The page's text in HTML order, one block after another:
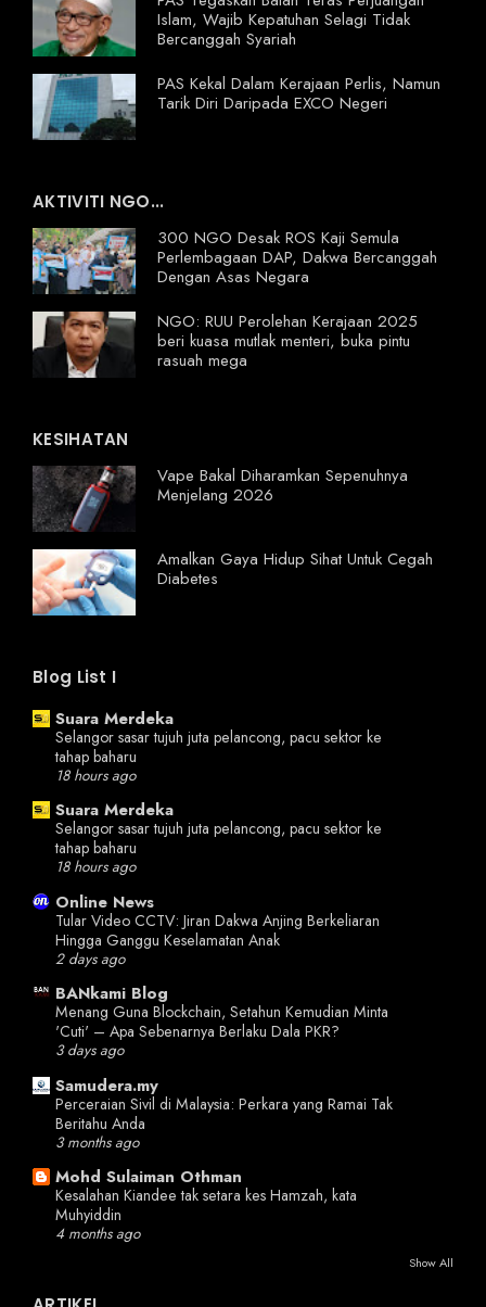
Islam, Wajib Kepatuhan Selagi Tidak
Bercanggah Syariah
PAS Kekal Dalam Kerajaan Perlis, Namun
Tarik Diri Daripada EXCO Negeri
AKTIVITI NGO...
300 NGO Desak ROS Kaji Semula
Perlembagaan DAP, Dakwa Bercanggah
Dengan Asas Negara
NGO: RUU Perolehan Kerajaan 2025
beri kuasa mutlak menteri, buka pintu
rasuah mega
KESIHATAN
Vape Bakal Diharamkan Sepenuhnya
Menjelang 2026
Amalkan Gaya Hidup Sihat Untuk Cegah
Diabetes
Blog List I
Suara Merdeka
Selangor sasar tujuh juta pelancong, pacu sektor ke
tahap baharu
18 hours ago
Suara Merdeka
Selangor sasar tujuh juta pelancong, pacu sektor ke
tahap baharu
18 hours ago
Online News
Tular Video CCTV: Jiran Dakwa Anjing Berkeliaran
Hingga Ganggu Keselamatan Anak
2 days ago
BANkami Blog
Menang Guna Blockchain, Setahun Kemudian Minta
'Cuti' – Apa Sebenarnya Berlaku Dala PKR?
3 days ago
Samudera.my
Perceraian Sivil di Malaysia: Perkara yang Ramai Tak
Beritahu Anda
3 months ago
Mohd Sulaiman Othman
Kesalahan Kiandee tak setara kes Hamzah, kata
Muhyiddin
4 months ago
Show All